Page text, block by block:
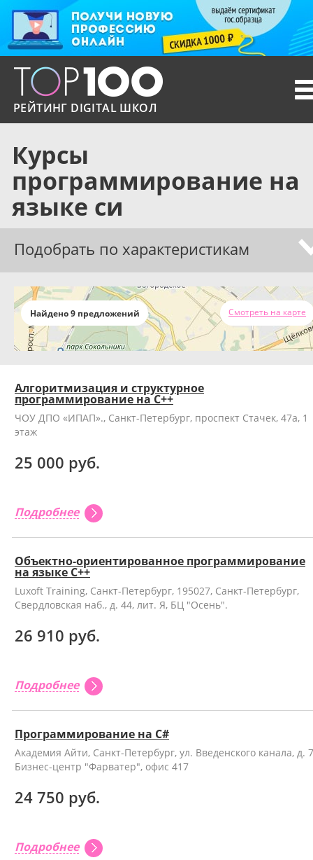
РЕЙТИНГ DIGITAL ШКОЛ
Курсы
программирование на
языке си
Подобрать по характеристикам
Найдено 9 предложений Смотреть на карте
Алгоритмизация и структурное
программирование на C++
ЧОУ ДПО «ИПАП»., Санкт-Петербург, проспект Стачек, 47а, 1
этаж
25 000 руб.
Подробнее
Объектно-ориентированное программирование
на языке С++
Luxoft Training, Санкт-Петербург, 195027, Санкт-Петербург,
Свердловская наб., д. 44, лит. Я, БЦ "Осень".
26 910 руб.
Подробнее
Программирование на C#
Академия Айти, Санкт-Петербург, ул. Введенского канала, д.
Бизнес-центр "Фарватер", офис 417
24 750 руб.
Подробнее